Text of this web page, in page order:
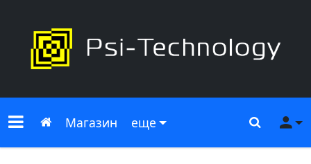
Меню сайта
Главная
Магазин еще Поиск